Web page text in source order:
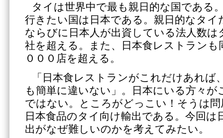
タイは世界中で最も親日的な国である
行きたい国は日本である。親日的なタイ
ならびに日本人が出資している法人数は
社を超える。また、日本食レストランも
０００店を超える。
「日本食レストランがこれだけあれば
も簡単に違いない」。日本にいる方々が
ではない。ところがどっこい！そうは
日本食品のタイ向け輸出である。今回は
出がなぜ難しいのかを考えてみたい。